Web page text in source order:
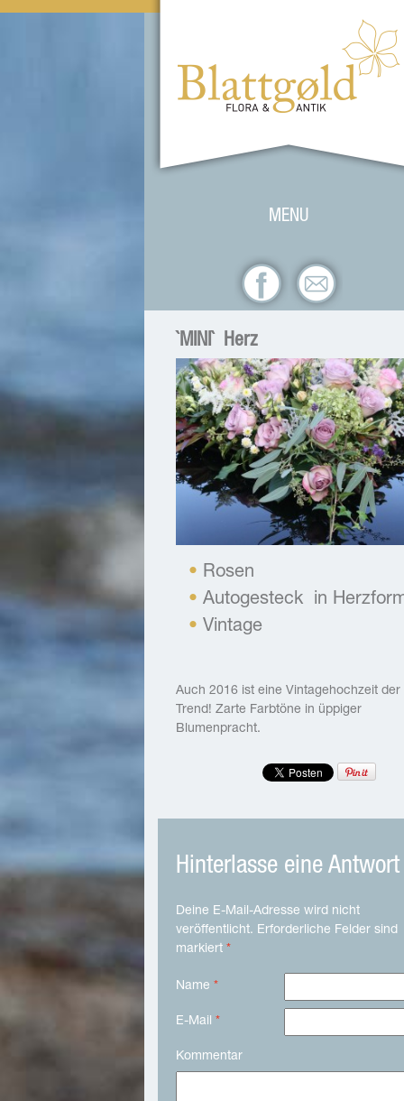
MENU
`MINI` Herz
Rosen
Autogesteck in
Vintage
Auch 2016 ist eine Vintagehochzeit der
Trend! Zarte Farbtöne in üppiger
Blumenpracht.
Hinterlasse eine Antwort
Deine E-Mail-Adresse wird nicht
veröffentlicht. Erforderliche Felder sind
markiert *
Name *
E-Mail *
Kommentar